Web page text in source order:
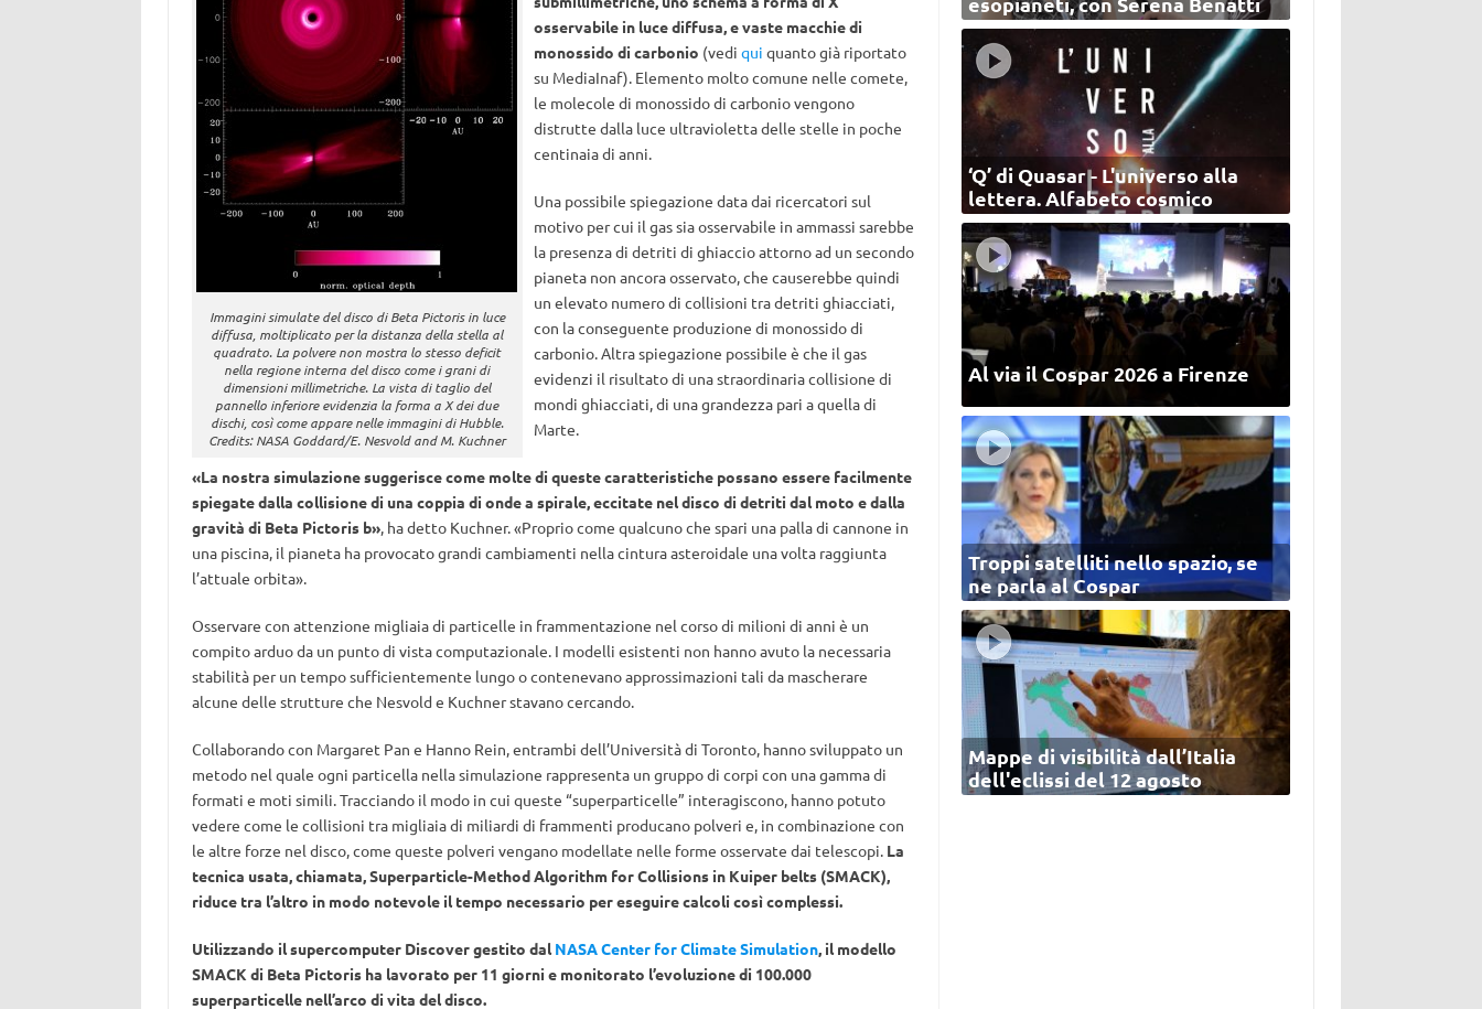
Immagini simulate del disco di Beta Pictoris in luce
diffusa, moltiplicato per la distanza della stella al
quadrato. La polvere non mostra lo stesso deficit
nella regione interna del disco come i grani di
dimensioni millimetriche. La vista di taglio del
pannello inferiore evidenzia la forma a X dei due
dischi, così come appare nelle immagini di Hubble.
Credits: NASA Goddard/E. Nesvold and M. Kuchner
osservabile in luce diffusa, e vaste macchie di
monossido di carbonio (vedi qui quanto già riportato
su MediaInaf). Elemento molto comune nelle comete,
le molecole di monossido di carbonio vengono
distrutte dalla luce ultravioletta delle stelle in poche
centinaia di anni.
Una possibile spiegazione data dai ricercatori sul
motivo per cui il gas sia osservabile in ammassi sarebbe
la presenza di detriti di ghiaccio attorno ad un secondo
pianeta non ancora osservato, che causerebbe quindi
un elevato numero di collisioni tra detriti ghiacciati,
con la conseguente produzione di monossido di
carbonio. Altra spiegazione possibile è che il gas
evidenzi il risultato di una straordinaria collisione di
mondi ghiacciati, di una grandezza pari a quella di
Marte.
«La nostra simulazione suggerisce come molte di queste caratteristiche possano essere facilmente
spiegate dalla collisione di una coppia di onde a spirale, eccitate nel disco di detriti dal moto e dalla
gravità di Beta Pictoris b», ha detto Kuchner. «Proprio come qualcuno che spari una palla di cannone in
una piscina, il pianeta ha provocato grandi cambiamenti nella cintura asteroidale una volta raggiunta
l’attuale orbita».
Osservare con attenzione migliaia di particelle in frammentazione nel corso di milioni di anni è un
compito arduo da un punto di vista computazionale. I modelli esistenti non hanno avuto la necessaria
stabilità per un tempo sufficientemente lungo o contenevano approssimazioni tali da mascherare
alcune delle strutture che Nesvold e Kuchner stavano cercando.
Collaborando con Margaret Pan e Hanno Rein, entrambi dell’Università di Toronto, hanno sviluppato un
metodo nel quale ogni particella nella simulazione rappresenta un gruppo di corpi con una gamma di
formati e moti simili. Tracciando il modo in cui queste “superparticelle” interagiscono, hanno potuto
vedere come le collisioni tra migliaia di miliardi di frammenti producano polveri e, in combinazione con
le altre forze nel disco, come queste polveri vengano modellate nelle forme osservate dai telescopi. La
tecnica usata, chiamata, Superparticle-Method Algorithm for Collisions in Kuiper belts (SMACK),
riduce tra l’altro in modo notevole il tempo necessario per eseguire calcoli così complessi.
Utilizzando il supercomputer Discover gestito dalNASA Center for Climate Simulation, il modello
SMACK di Beta Pictoris ha lavorato per 11 giorni e monitorato l’evoluzione di 100.000
superparticelle nell’arco di vita del disco.
‘Q’ di Quasar - L'universo alla
lettera. Alfabeto cosmico
Al via il Cospar 2026 a Firenze
Troppi satelliti nello spazio, se
ne parla al Cospar
Mappe di visibilità dall’Italia
dell'eclissi del 12 agosto